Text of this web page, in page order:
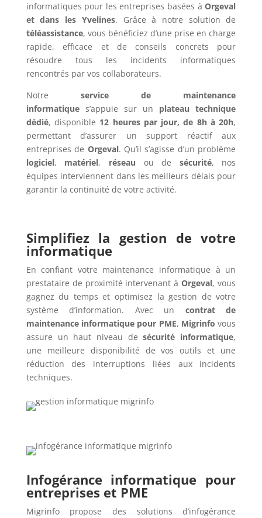
informatiques pour les entreprises basées àOrgeval
et dans les Yvelines. Grâce à notre solution de
téléassistance, vous bénéficiez d’une prise en charge
rapide, efficace et de conseils concrets pour
résoudre tous les incidents informatiques
rencontrés par vos collaborateurs.
Notre service de maintenance
informatiques’appuie sur un plateau technique
dédié, disponible 12 heures par jour, de 8h à 20h,
permettant d’assurer un support réactif aux
entreprises de Orgeval. Qu’il s’agisse d’un problème
logiciel, matériel, réseau ou de sécurité, nos
équipes interviennent dans les meilleurs délais pour
garantir la continuité de votre activité.
Simplifiez la gestion de votre
informatique
En confiant votre maintenance informatique à un
prestataire de proximité intervenant àOrgeval, vous
gagnez du temps et optimisez la gestion de votre
système d’information. Avec un contrat de
maintenance informatique pour PME, Migrinfo vous
assure un haut niveau desécurité informatique,
une meilleure disponibilité de vos outils et une
réduction des interruptions liées aux incidents
techniques.
Infogérance informatique pour
entreprises et PME
Migrinfo propose des solutions d’infogérance